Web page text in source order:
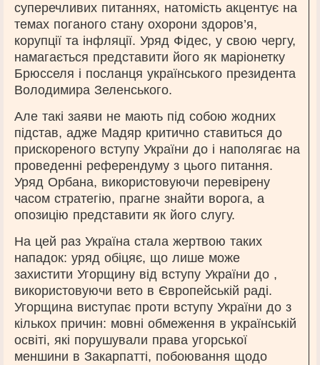
суперечливих питаннях, натомість акцентує на
темах поганого стану охорони здоров’я,
корупції та інфляції. Уряд Фідес, у свою чергу,
намагається представити його як маріонетку
Брюсселя і посланця українського президента
Володимира Зеленського.
Але такі заяви не мають під собою жодних
підстав, адже Мадяр критично ставиться до
прискореного вступу України до і наполягає на
проведенні референдуму з цього питання.
Уряд Орбана, використовуючи перевірену
часом стратегію, прагне знайти ворога, а
опозицію представити як його слугу.
На цей раз Україна стала жертвою таких
нападок: уряд обіцяє, що лише може
захистити Угорщину від вступу України до ,
використовуючи вето в Європейській раді.
Угорщина виступає проти вступу України до з
кількох причин: мовні обмеження в українській
освіті, які порушували права угорської
меншини в Закарпатті, побоювання щодо